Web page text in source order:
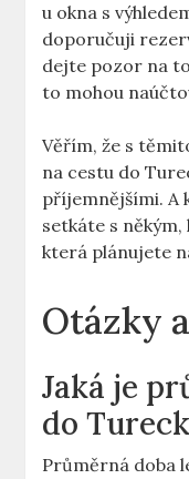
u okna s
doporučuji
dejte pozor na
to mohou
Věřím, že s
na cestu do
příjemnějšími. A
setkáte s
která plánujete
Otázky
Jaká je
do
Průměrná doba